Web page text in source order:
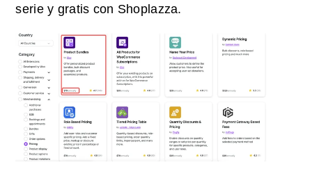
serie y gratis con Shoplazza.